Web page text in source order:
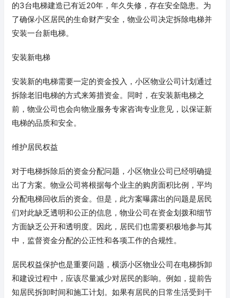
的3台电梯建造已有近20年，年久失修，存在安全隐患。为
了确保小区居民的生命财产安全，物业公司决定拆除电梯并
安装一台新电梯。
安装新电梯
安装新的电梯需要一定的资金投入，小区物业公司计划通过
拆除老旧电梯的方式来筹措资金。同时，在安装新电梯之
前，物业公司也会向物业服务专家咨询专业意见，以保证新
电梯的品质和安全。
维护居民权益
对于电梯拆除后的资金分配问题，小区物业公司已经明确提
出了方案。物业公司将根据每个业主的购房面积比例，平均
分配电梯回收后的资金。但是，此方案曝露出的问题是居民
们对此缺乏透明和公正的信息，物业公司在资金划拨和细节
方面缺乏公开和透明度。因此，居民们也需要积极地参与其
中，监督资金分配的公正性和各项工作的合规性。
居民权益保护也是重要问题，横沥小区物业公司在电梯拆卸
和建设过程中，应该尽量减少对居民的影响。例如，提前告
知居民拆卸时间和施工计划。如果有居民的日常生活受到干